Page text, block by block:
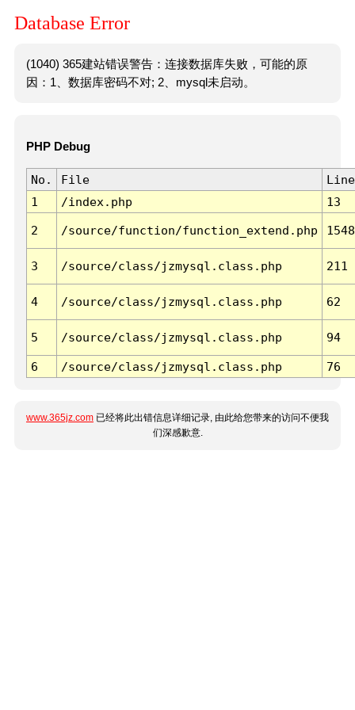
Database Error
(1040) 365建站错误警告：连接数据库失败，可能的原
因：1、数据库密码不对; 2、mysql未启动。
PHP Debug
No. File
Line
1
/index.php 13
2 /source/function/function_extend.php 1548
3 /source/class/jzmysql.class.php 211
4 /source/class/jzmysql.class.php 62
5 /source/class/jzmysql.class.php 94
6 /source/class/jzmysql.class.php 76
www.365jz.com 已经将此出错信息详细记录, 由此给您带来的访问不便我
们深感歉意.